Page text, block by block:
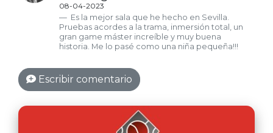
08-04-2023
Es la mejor sala que he hecho en Sevilla.
Pruebas acordes a la trama, inmersión total, un
gran game máster increíble y muy buena
historia. Me lo pasé como una niña pequeña!!!
Verònica Gòmez Hidalgo
infancia. Muy recomendable
Escribir comentario